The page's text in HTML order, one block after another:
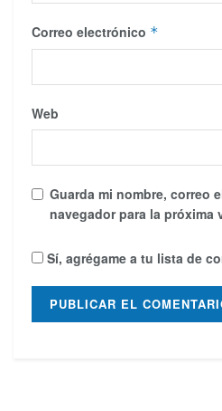
Correo electrónico *
Web
Guarda mi nombre, correo
navegador para la próxima
Sí, agrégame a tu lista de